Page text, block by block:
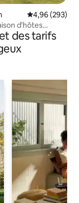
Évaluation
4,96 (293)
d'hôtes
des tarifs